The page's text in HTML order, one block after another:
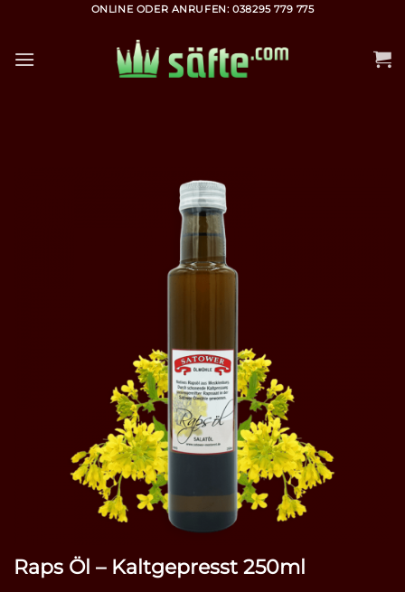
springen
ONLINE ODER ANRUFEN: 038295 779 775
Raps Öl – Kaltgepresst 250ml